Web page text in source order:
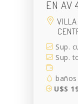
EN AV
VILLA
Sup.
Sup.
baños
U$S